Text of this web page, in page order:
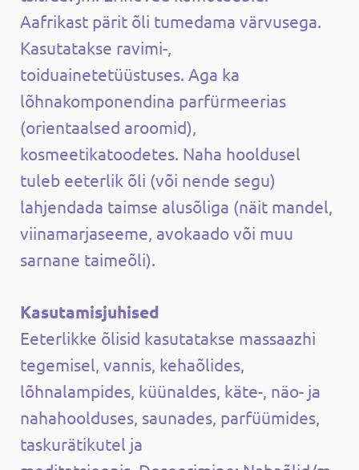
Aafrikast pärit õli tumedama värvusega.
Kasutatakse ravimi-,
toiduainetetüüstuses. Aga ka
lõhnakomponendina parfürmeerias
(orientaalsed aroomid),
kosmeetikatoodetes. Naha hooldusel
tuleb eeterlik õli (või nende segu)
lahjendada taimse alusõliga (näit mandel,
viinamarjaseeme, avokaado või muu
sarnane taimeõli).
Kasutamisjuhised
Eeterlikke õlisid kasutatakse massaazhi
tegemisel, vannis, kehaõlides,
lõhnalampides, küünaldes, käte-, näo- ja
nahahoolduses, saunades, parfüümides,
taskurätikutel ja